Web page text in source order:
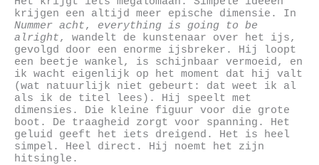
krijgen een altijd meer epische dimensie. In
Nummer acht, everything is going to be
alright, wandelt de kunstenaar over het ijs,
gevolgd door een enorme ijsbreker. Hij loopt
een beetje wankel, is schijnbaar vermoeid, en
ik wacht eigenlijk op het moment dat hij valt
(wat natuurlijk niet gebeurt: dat weet ik al
als ik de titel lees). Hij speelt met
dimensies. Die kleine figuur voor die grote
boot. De traagheid zorgt voor spanning. Het
geluid geeft het iets dreigend. Het is heel
simpel. Heel direct. Hij noemt het zijn
hitsingle.